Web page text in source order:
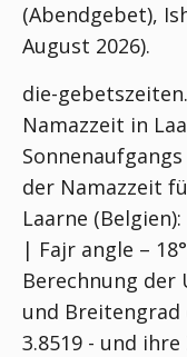
(Abendgebet),
August 2026).
die-
Namazzeit in
der Namazzeit
Laarne (Belgien):
| Fajr angle –
Berechnung der
und Breitengrad
3.8519 - und